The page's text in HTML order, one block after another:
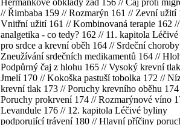
Heřmánkové obklady zad 156 // Čaj proti
// Řimbaba 159 // Rozmarýn 161 // Zevní užití
Vnitřní užití 161 // Kombinovaná terapie 162
analgetika - co tedy? 162 // 11. kapitola
pro srdce a krevní oběh 164 // Srdeční
Zneužívání srdečních medikamentů 164 //
Podpůrný čaj z hlohu 165 // Vysoký krevní
Jmelí 170 // Kokoška pastuší tobolka 172 //
krevní tlak 173 // Poruchy krevního oběhu
Poruchy prokrvení 174 // Rozmarýnové víno
Levandule 176 // 12. kapitola Léčivé byliny
podporující trávení 180 // Hlavní příčiny